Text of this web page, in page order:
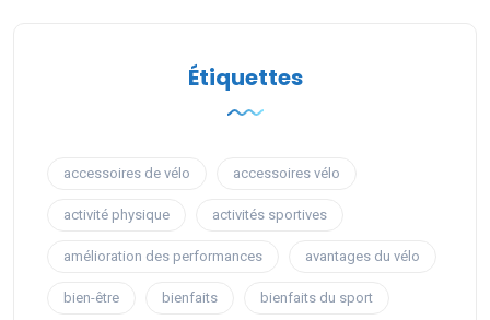
Étiquettes
accessoires de vélo accessoires vélo
activité physique activités sportives
amélioration des performances avantages du vélo
bien-être bienfaits bienfaits du sport